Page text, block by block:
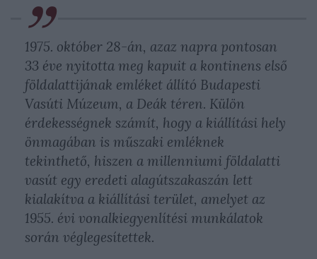
1975. október 28-án, azaz napra pontosan
33 éve nyitotta meg kapuit a kontinens első
földalattijának emléket állító Budapesti
Vasúti Múzeum, a Deák téren. Külön
érdekességnek számít, hogy a kiállítási hely
önmagában is műszaki emléknek
tekinthető, hiszen a millenniumi földalatti
vasút egy eredeti alagútszakaszán lett
kialakítva a kiállítási terület, amelyet az
1955. évi vonalkiegyenlítési munkálatok
során véglegesítettek.